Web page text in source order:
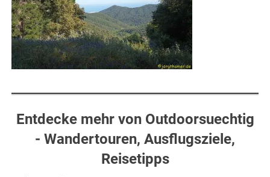
Entdecke mehr von Outdoorsuechtig
- Wandertouren, Ausflugsziele,
Reisetipps